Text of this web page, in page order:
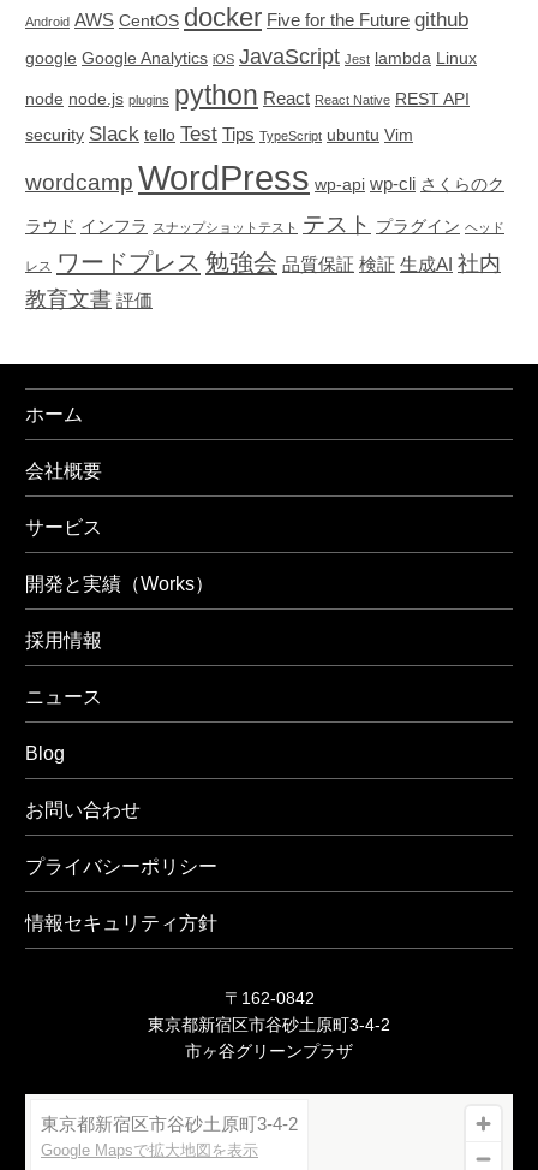
Android AWS CentOS docker Five for the Future github
google Google Analytics iOS JavaScript Jest lambda Linux
node node.js plugins python React React Native REST API
security Slack tello Test Tips TypeScript ubuntu Vim
wordcamp WordPress wp-api wp-cli さくらのク
ラウド インフラ スナップショットテスト テスト プラグイン ヘッド
レス ワードプレス 勉強会 品質保証 検証 生成AI 社内
教育文書 評価
ホーム
会社概要
サービス
開発と実績（Works）
採用情報
ニュース
Blog
お問い合わせ
プライバシーポリシー
情報セキュリティ方針
〒162-0842
東京都新宿区市谷砂土原町3-4-2
市ヶ谷グリーンプラザ
東京都新宿区市谷砂土原町3-4-2
Google Mapsで拡大地図を表示